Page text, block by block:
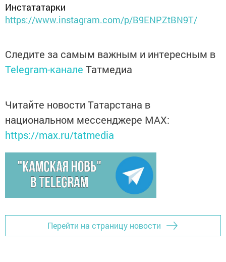
Инстататарки
https://www.instagram.com/p/B9ENPZtBN9T/
Следите за самым важным и интересным в
Telegram-канале Татмедиа
Читайте новости Татарстана в
национальном мессенджере MАХ:
https://max.ru/tatmedia
Перейти на страницу новости